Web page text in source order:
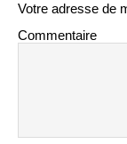
Votre adresse de
Commentaire